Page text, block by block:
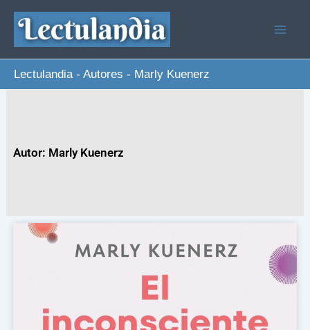
contenido
Lectulandia- Autores - Marly Kuenerz
Autor: Marly Kuenerz